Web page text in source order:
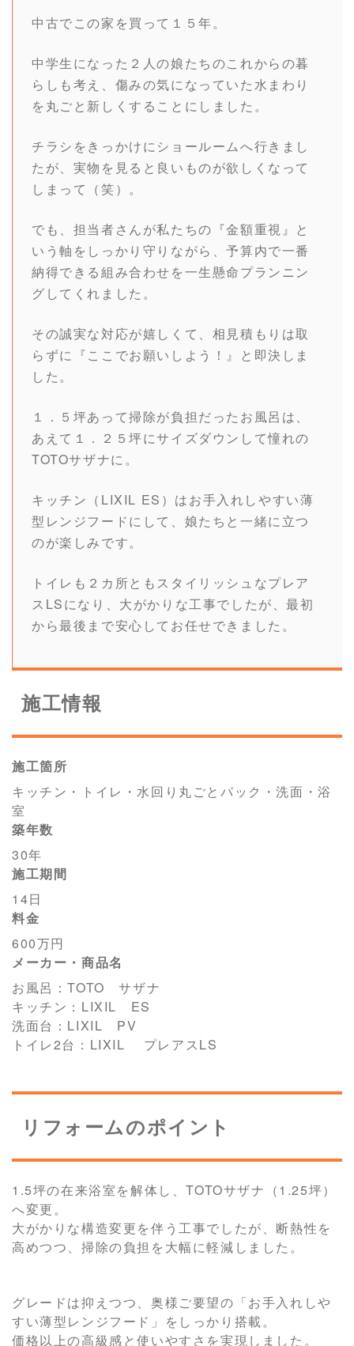
中古でこの家を買って１５年。
中学生になった２人の娘たちのこれからの暮
らしも考え、傷みの気になっていた水まわり
を丸ごと新しくすることにしました。
チラシをきっかけにショールームへ行きまし
たが、実物を見ると良いものが欲しくなって
しまって（笑）。
でも、担当者さんが私たちの『金額重視』と
いう軸をしっかり守りながら、予算内で一番
納得できる組み合わせを一生懸命プランニン
グしてくれました。
その誠実な対応が嬉しくて、相見積もりは取
らずに『ここでお願いしよう！』と即決しま
した。
１．５坪あって掃除が負担だったお風呂は、
あえて１．２５坪にサイズダウンして憧れの
TOTOサザナに。
キッチン（LIXIL ES）はお手入れしやすい薄
型レンジフードにして、娘たちと一緒に立つ
のが楽しみです。
トイレも２カ所ともスタイリッシュなプレア
スLSになり、大がかりな工事でしたが、最初
から最後まで安心してお任せできました。
施工情報
施工箇所
キッチン・トイレ・水回り丸ごとパック・洗面・浴
室
築年数
30年
施工期間
14日
料金
600万円
メーカー・商品名
お風呂：TOTO サザナ
キッチン：LIXIL ES
洗面台：LIXIL PV
トイレ2台：LIXIL プレアスLS
リフォームのポイント
1.5坪の在来浴室を解体し、TOTOサザナ（1.25坪）
へ変更。
大がかりな構造変更を伴う工事でしたが、断熱性を
高めつつ、掃除の負担を大幅に軽減しました。
グレードは抑えつつ、奥様ご要望の「お手入れしや
すい薄型レンジフード」をしっかり搭載。
価格以上の高級感と使いやすさを実現しました。